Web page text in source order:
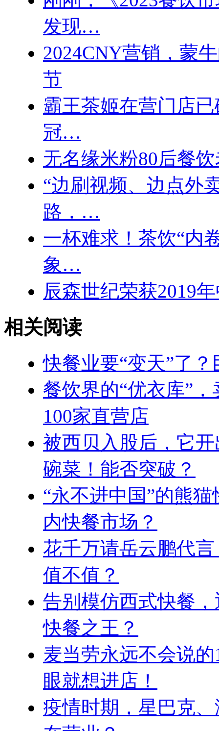
发现…
2024CNY营销，蒙
节
霸王茶姬在营门店
冠…
无名缘米粉80后餐
“边刷视频、边点外
路，…
一杯难求！茶饮“内
象…
辰森世纪荣获2019
相关阅读
快餐业要“变天”了
餐饮界的“优衣库”
100家直营店
被西贝入股后，它
碗菜！能否突破？
“永不进中国”的熊
内快餐市场？
花千万请岳云鹏代
值不值？
告别模仿西式快餐
快餐之王？
麦当劳永远不会说
眼就想进店！
疫情时期，星巴克